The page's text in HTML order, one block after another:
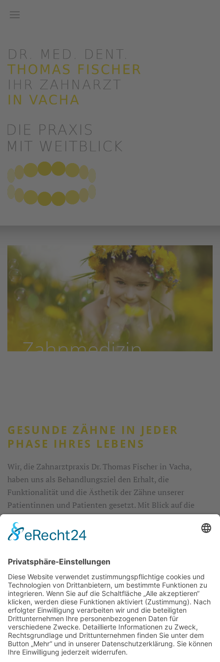
Zahnmedizin
GESUNDE ZÄHNE IN JEDER
PHASE IHRES LEBENS
Wir, die Zahnarztpraxis Dr. Thomas Fischer in Vacha,
haben uns als Behandlungsziel den Erhalt, die
Funktionalität und die Ästhetik der Zähne unserer
Patientinnen und Patienten gesetzt. Mit Blick auf die
Zukunft bieten wir ein individuell angepasstes und
modernes Vorsorgekonzept: vom Kleinkind- bis ins hohe
Erwachsenenalter. Durch die risikoorientierte
Individualprophylaxe verhindern wir systematisch
Zahnerkrankungen und können gemeinsam mit unseren
Patientinnen und Patienten ihre natürlichen Zähne ein
Leben lang erhalten.
Gemeinsam mit unseren Patientinnen und Patienten
für mehr Mund- und Zahngesundheit!